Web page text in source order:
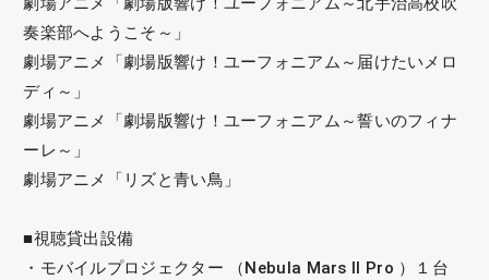
奏楽部へようこそ～」
劇場アニメ「劇場版響け！ユーフォニアム～届けたいメロ
ディ～」
劇場アニメ「劇場版響け！ユーフォニアム～誓いのフィナ
ーレ～」
劇場アニメ「リズと青い鳥」
■視聴貸出設備
・モバイルプロジェクター （Nebula Mars II Pro ）１台